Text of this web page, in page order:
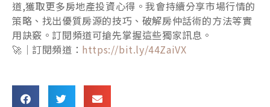
道,獲取更多房地產投資心得。我會持續分享市場行情的
策略、找出優質房源的技巧、破解房仲話術的方法等實
用訣竅。訂閱頻道可搶先掌握這些獨家訊息。
🚀｜訂閱頻道： https://bit.ly/44ZaiVX